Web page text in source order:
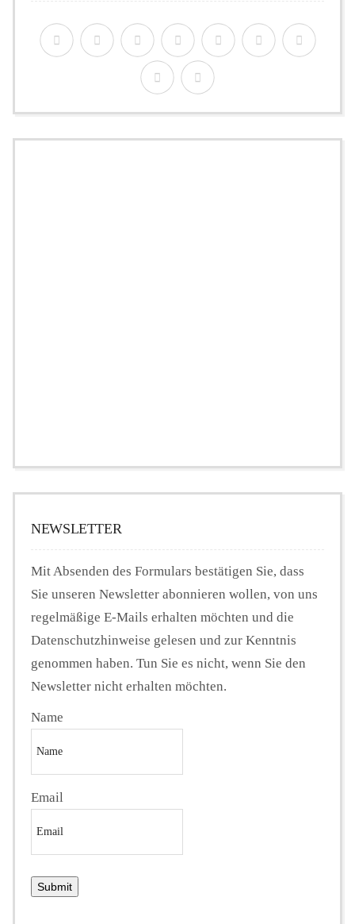
NEWSLETTER
Mit Absenden des Formulars bestätigen Sie, dass
Sie unseren Newsletter abonnieren wollen, von uns
regelmäßige E-Mails erhalten möchten und die
Datenschutzhinweise gelesen und zur Kenntnis
genommen haben. Tun Sie es nicht, wenn Sie den
Newsletter nicht erhalten möchten.
Name
Email